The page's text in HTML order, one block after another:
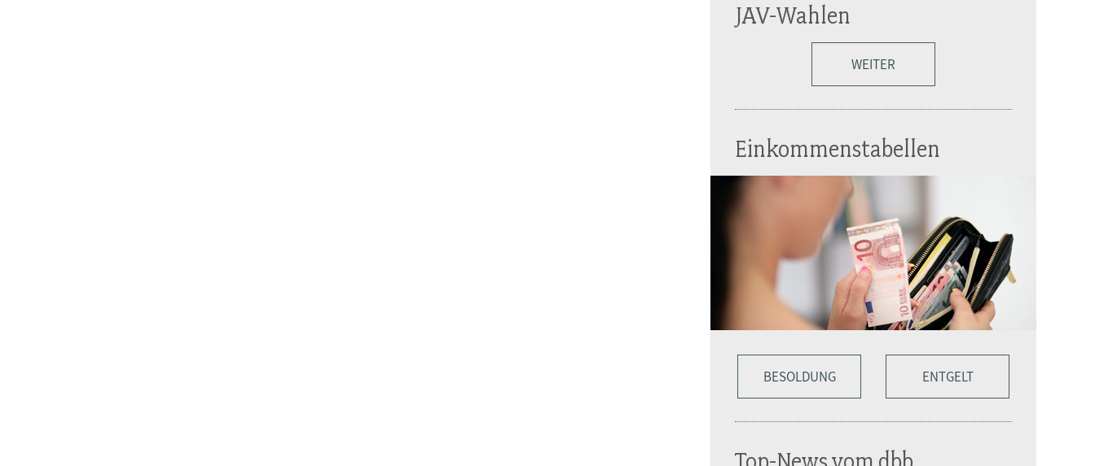
JAV-Wahlen
WEITER
Einkommenstabellen
BESOLDUNG ENTGELT